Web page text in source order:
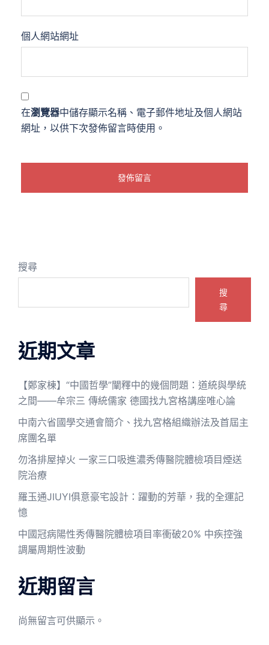
個人網站網址
在瀏覽器中儲存顯示名稱、電子郵件地址及個人網站
網址，以供下次發佈留言時使用。
搜尋
搜
尋
近期文章
【鄭家棟】“中國哲學”闡釋中的幾個問題：道統與學統
之間——牟宗三 傳統儒家 德國找九宮格講座唯心論
中南六省國學交通會簡介、找九宮格組織辦法及首屆主
席團名單
勿洛排屋掉火 一家三口吸進濃秀傳醫院體檢項目煙送
院治療
羅玉通JIUYI俱意豪宅設計：躍動的芳華，我的全運記
憶
中國冠病陽性秀傳醫院體檢項目率衝破20% 中疾控強
調屬周期性波動
近期留言
尚無留言可供顯示。